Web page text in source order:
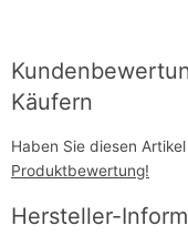
Käufern
Haben Sie diesen
Produktbewertung!
Hersteller-